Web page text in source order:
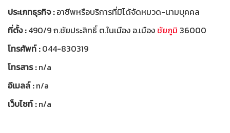
ประเภทธุรกิจ :อาชีพหรือบริการที่มิได้จัดหมวด-นามบุคคล
ที่ตั้ง :490/9 ถ.ชัยประสิทธิ์ ต.ในเมือง อ.เมืองชัยภูมิ 36000
โทรศัพท์ :044-830319
โทรสาร :n/a
อีเมลล์ :n/a
เว็บไซท์ :n/a